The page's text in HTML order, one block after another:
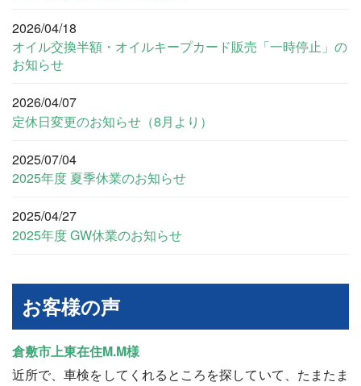
2026/04/18
オイル交換半額・オイルキープカード販売「一時停止」の
お知らせ
2026/04/07
定休日変更のお知らせ（8月より）
2025/07/04
2025年度 夏季休業のお知らせ
2025/04/27
2025年度 GW休業のお知らせ
お客様の声
倉敷市上東在住M.M様
近所で、車検をしてくれるところを探していて、たまたま